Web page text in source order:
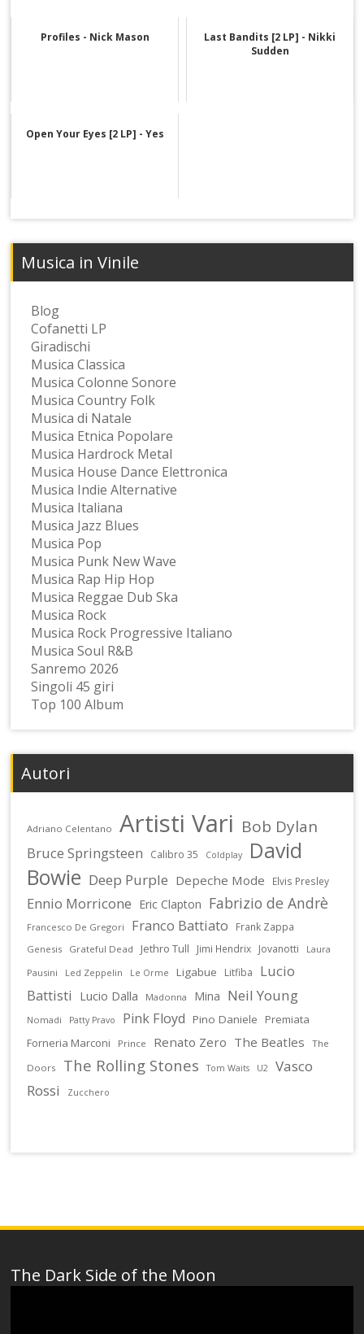
Profiles - Nick Mason
Last Bandits [2 LP] - Nikki
Sudden
Open Your Eyes [2 LP] - Yes
Musica in Vinile
Blog
Cofanetti LP
Giradischi
Musica Classica
Musica Colonne Sonore
Musica Country Folk
Musica di Natale
Musica Etnica Popolare
Musica Hardrock Metal
Musica House Dance Elettronica
Musica Indie Alternative
Musica Italiana
Musica Jazz Blues
Musica Pop
Musica Punk New Wave
Musica Rap Hip Hop
Musica Reggae Dub Ska
Musica Rock
Musica Rock Progressive Italiano
Musica Soul R&B
Sanremo 2026
Singoli 45 giri
Top 100 Album
Autori
Adriano Celentano Artisti Vari Bob Dylan
Bruce Springsteen Calibro 35 Coldplay
David
Bowie Deep Purple Depeche Mode Elvis Presley
Ennio Morricone Eric Clapton Fabrizio de Andrè
Francesco De Gregori Franco Battiato Frank Zappa
Genesis Grateful Dead Jethro Tull Jimi Hendrix Jovanotti
Laura
Pausini
Led Zeppelin Le Orme Ligabue Litfiba
Lucio
Battisti
Lucio Dalla Madonna Mina Neil Young
Nomadi Patty Pravo Pink Floyd Pino Daniele
Premiata
Forneria Marconi
Prince Renato Zero The Beatles
The
Doors
The Rolling Stones Tom Waits U2
Vasco
Rossi
Zucchero
The Dark Side of the Moon